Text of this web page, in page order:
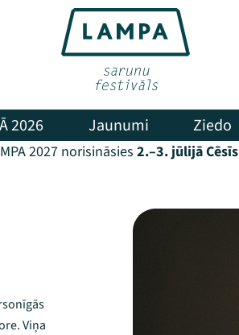
2026 Jaunumi Ziedo
2027 norisināsies 2.–3. jūlijā Cēsīs
Viņa